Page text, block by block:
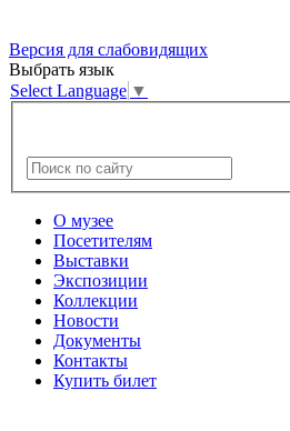
Версия для слабовидящих
Выбрать язык
Select Language ▼
О музее
Посетителям
Выставки
Экспозиции
Коллекции
Новости
Документы
Контакты
Купить билет